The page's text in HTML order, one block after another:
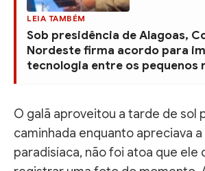
LEIA TAMBÉM
Sob presidência de Alagoas,
Nordeste firma acordo para
tecnologia entre os pequenos
O galã aproveitou a tarde de sol
caminhada enquanto apreciava a
paradisíaca, não foi atoa que ele